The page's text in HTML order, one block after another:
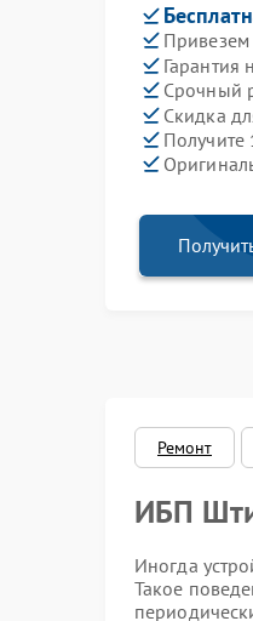
Привезем
Срочный
Скидка
Получите
Ремонт
ИБП
Иногда
Такое